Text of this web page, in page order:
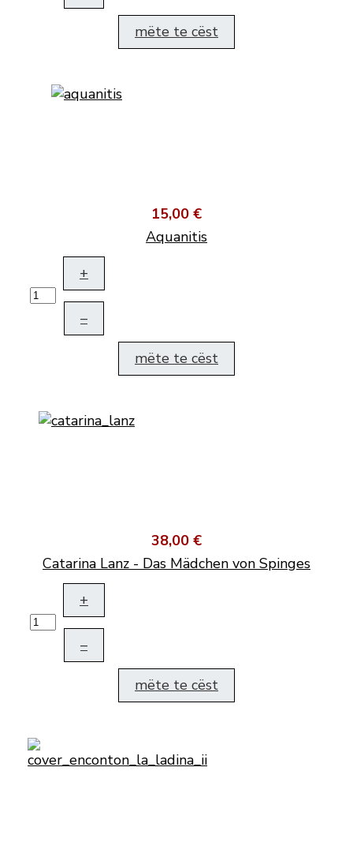
mëte te cëst
15,00 €
Aquanitis
+
–
mëte te cëst
38,00 €
Catarina Lanz - Das Mädchen von Spinges
+
–
mëte te cëst